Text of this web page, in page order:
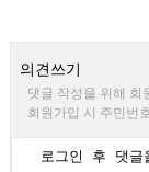
의견쓰기
댓글 작성을 위해 회
회원가입 시 주민번